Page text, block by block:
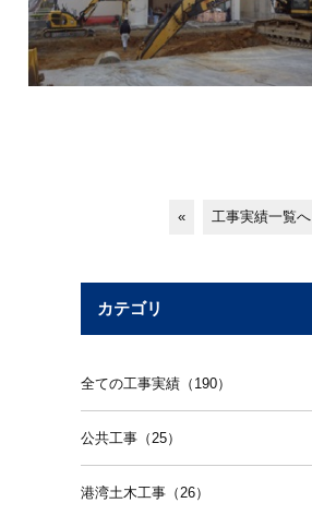
« 工事実績一覧へ
カテゴリ
全ての工事実績（190）
公共工事（25）
港湾土木工事（26）